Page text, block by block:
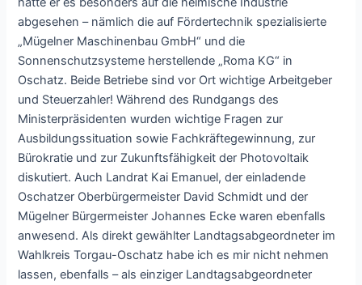
abgesehen – nämlich die auf Fördertechnik spezialisierte
„Mügelner Maschinenbau GmbH“ und die
Sonnenschutzsysteme herstellende „Roma KG“ in
Oschatz. Beide Betriebe sind vor Ort wichtige Arbeitgeber
und Steuerzahler! Während des Rundgangs des
Ministerpräsidenten wurden wichtige Fragen zur
Ausbildungssituation sowie Fachkräftegewinnung, zur
Bürokratie und zur Zukunftsfähigkeit der Photovoltaik
diskutiert. Auch Landrat Kai Emanuel, der einladende
Oschatzer Oberbürgermeister David Schmidt und der
Mügelner Bürgermeister Johannes Ecke waren ebenfalls
anwesend. Als direkt gewählter Landtagsabgeordneter im
Wahlkreis Torgau-Oschatz habe ich es mir nicht nehmen
lassen, ebenfalls – als einziger Landtagsabgeordneter